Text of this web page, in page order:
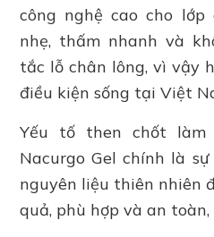
công nghệ cao cho
nhẹ, thấm nhanh và
tắc lỗ chân lông, vì vậy
điều kiện sống tại Việt
Yếu tố then chốt làm
Nacurgo Gel chính là
nguyên liệu thiên nhiên
quả, phù hợp và an toàn,